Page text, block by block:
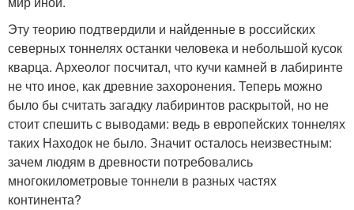
Эту теорию подтвердили и найденные в российских
северных тоннелях останки человека и небольшой кусок
кварца. Археолог посчитал, что кучи камней в лабиринте
не что иное, как древние захоронения. Теперь можно
было бы считать загадку лабиринтов раскрытой, но не
стоит спешить с выводами: ведь в европейских тоннелях
таких Находок не было. Значит осталось неизвестным:
зачем людям в древности потребовались
многокилометровые тоннели в разных частях
континента?